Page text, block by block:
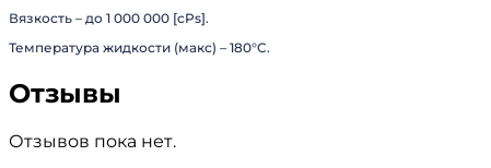
Вязкость – до 1 000 000 [cPs].
Температура жидкости (макс) – 180°C.
Отзывы
Отзывов пока нет.